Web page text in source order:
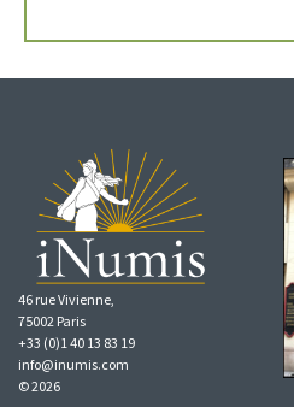
46 rue Vivienne,
75002 Paris
+33 (0)1 40 13 83 19
info@inumis.com
© 2026